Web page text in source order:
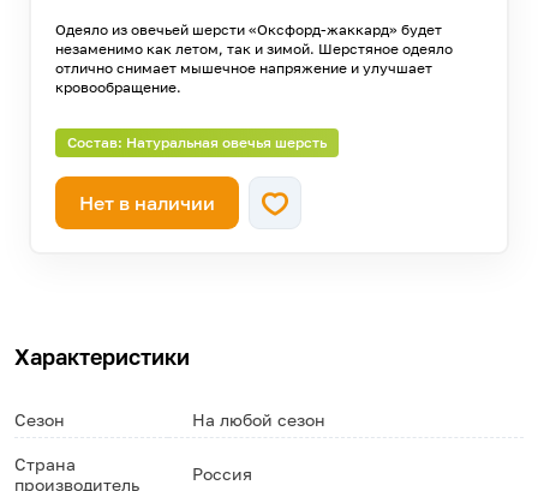
Одеяло из овечьей шерсти «Оксфорд-жаккард» будет
незаменимо как летом, так и зимой. Шерстяное одеяло
отлично снимает мышечное напряжение и улучшает
кровообращение.
Состав: Натуральная овечья шерсть
Нет в наличии
Характеристики
Сезон На любой сезон
Страна
производитель
Россия